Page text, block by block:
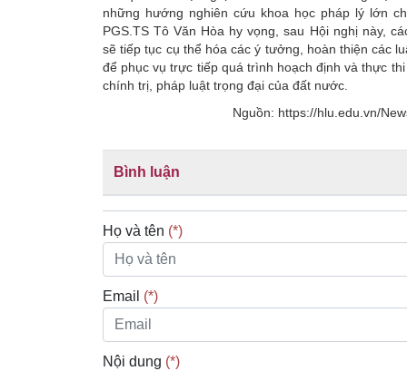
những hướng nghiên cứu khoa học pháp lý lớn
PGS.TS Tô Văn Hòa hy vọng, sau Hội nghị này,
sẽ tiếp tục cụ thể hóa các ý tưởng, hoàn thiện các
để phục vụ trực tiếp quá trình hoạch định và thực
chính trị, pháp luật trọng đại của đất nước.
Nguồn: https://hlu.edu.vn/
Bình luận
Họ và tên (*)
Email (*)
Nội dung (*)